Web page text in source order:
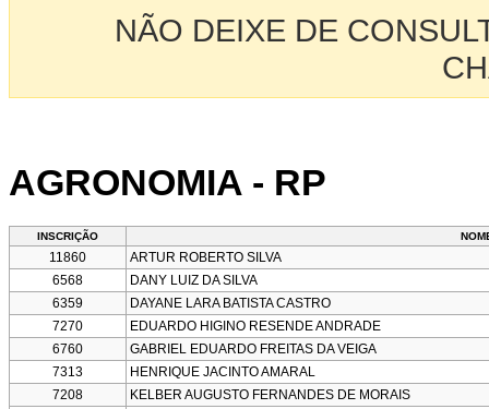
NÃO DEIXE DE
AGRONOMIA - RP
INSCRIÇÃO
11860
ARTUR ROBERTO SILVA
6568
DANY LUIZ DA SILVA
6359
DAYANE LARA BATISTA CASTRO
7270
EDUARDO HIGINO RESENDE ANDRADE
6760
GABRIEL EDUARDO FREITAS DA VEIGA
7313
HENRIQUE JACINTO AMARAL
7208
KELBER AUGUSTO FERNANDES DE MORAIS